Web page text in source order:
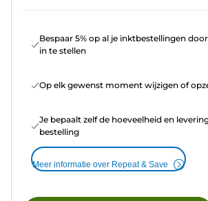
Bespaar 5% op al je inktbestellingen
in te stellen
Op elk gewenst moment wijzigen of
Je bepaalt zelf de hoeveelheid en
bestelling
Meer informatie over Repeat & Save